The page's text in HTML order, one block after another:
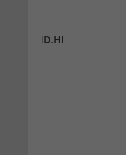
ADS 75 HD.HI